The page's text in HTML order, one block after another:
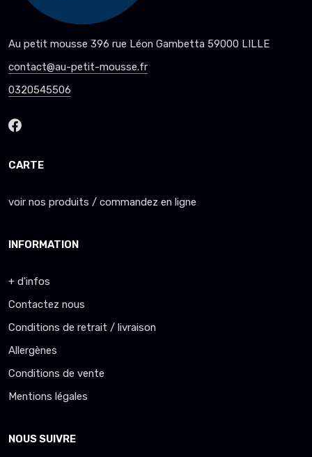
Au petit mousse 396 rue Léon Gambetta 59000 LILLE
contact@au-petit-mousse.fr
0320545506
CARTE
voir nos produits / commandez en ligne
INFORMATION
+ d'infos
Contactez nous
Conditions de retrait / livraison
Allergènes
Conditions de vente
Mentions légales
NOUS SUIVRE